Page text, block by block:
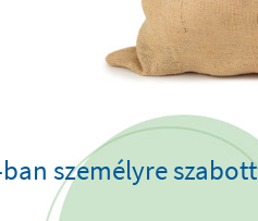
személyre szabott